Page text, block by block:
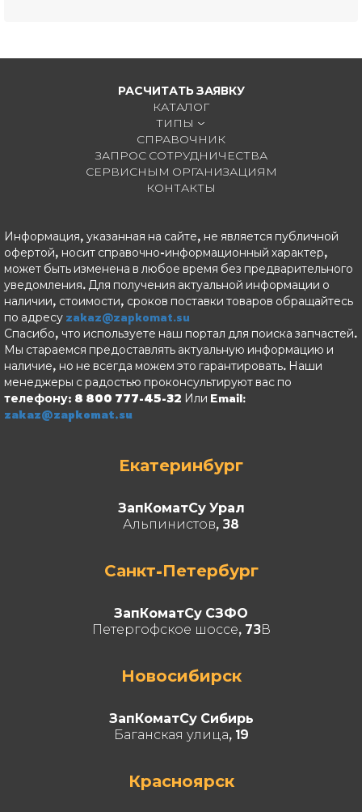
РАСЧИТАТЬ ЗАЯВКУ
КАТАЛОГ
ТИПЫ
СПРАВОЧНИК
ЗАПРОС СОТРУДНИЧЕСТВА
СЕРВИСНЫМ ОРГАНИЗАЦИЯМ
КОНТАКТЫ
Информация, указанная на сайте, не является публичной
офертой, носит справочно-информационный характер,
может быть изменена в любое время без предварительного
уведомления. Для получения актуальной информации о
наличии, стоимости, сроков поставки товаров обращайтесь
по адресу zakaz@zapkomat.su
Спасибо, что используете наш портал для поиска запчастей.
Мы стараемся предоставлять актуальную информацию и
наличие, но не всегда можем это гарантировать. Наши
менеджеры с радостью проконсультируют вас по
телефону: 8 800 777-45-32 Или Email:
zakaz@zapkomat.su
Екатеринбург
ЗапКоматСу Урал
Альпинистов, 38
Санкт-Петербург
ЗапКоматСу СЗФО
Петергофское шоссе, 73В
Новосибирск
ЗапКоматСу Сибирь
Баганская улица, 19
Красноярск